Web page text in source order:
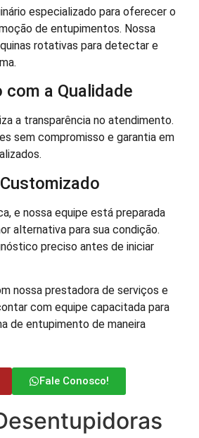
especializado para oferecer o
de entupimentos. Nossa
rotativas para detectar e
com a Qualidade
a transparência no atendimento.
sem compromisso e garantia em
e nossa equipe está preparada
alternativa para sua condição.
preciso antes de iniciar
nossa prestadora de serviços e
com equipe capacitada para
de entupimento de maneira
Fale Conosco!